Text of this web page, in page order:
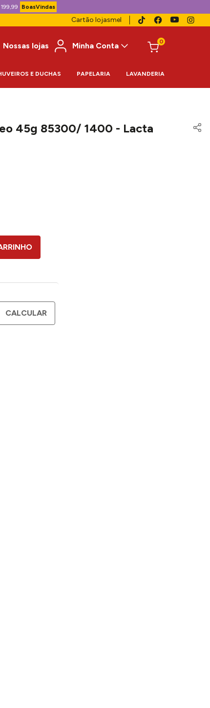
BoasVindas
Cartão lojasmel
Nossas lojas
Minha Conta 0
E DUCHAS PAPELARIA LAVANDERIA
45g 85300/ 1400 - Lacta
CALCULAR